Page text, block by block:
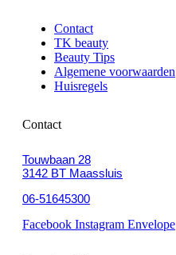
Contact
TK beauty
Beauty Tips
Algemene voorwaarden
Huisregels
Contact
Touwbaan 28
3142 BT Maassluis
06-51645300
Facebook Instagram Envelope